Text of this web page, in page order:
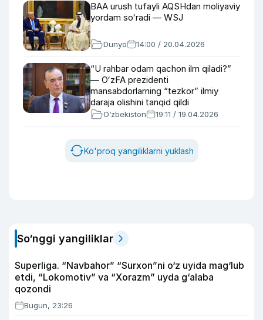
BAA urush tufayli AQSHdan moliyaviy
yordam soʻradi — WSJ
Dunyo 14:00 / 20.04.2026
“U rahbar odam qachon ilm qiladi?”
— OʻzFA prezidenti
mansabdorlarning “tezkor” ilmiy
daraja olishini tanqid qildi
O‘zbekiston 19:11 / 19.04.2026
Ko'proq yangiliklarni yuklash
So‘nggi yangiliklar
Superliga. “Navbahor” “Surxon”ni o‘z uyida mag‘lub
etdi, “Lokomotiv” va “Xorazm” uyda g‘alaba
qozondi
Bugun, 23:26